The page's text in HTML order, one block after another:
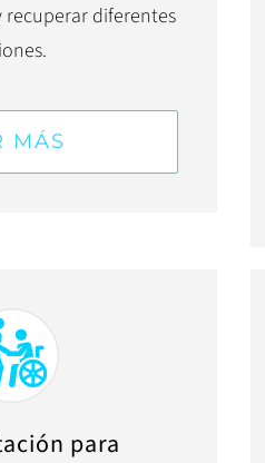
recuperar diferentes
MÁS
para